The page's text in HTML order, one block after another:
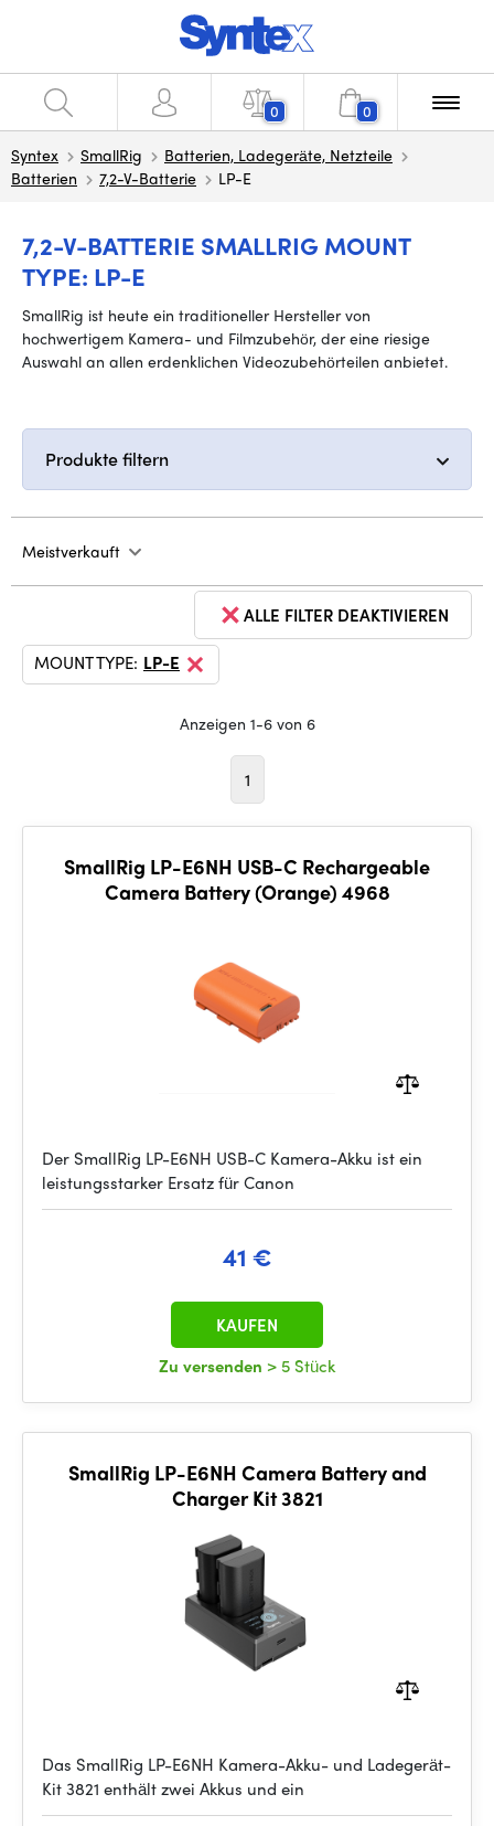
0 0
Syntex SmallRig
Batterien, Ladegeräte, Netzteile
Batterien
7,2-V-Batterie LP-E
7,2-V-BATTERIE SMALLRIG MOUNT
TYPE: LP-E
SmallRig ist heute ein traditioneller Hersteller von
hochwertigem Kamera- und Filmzubehör, der eine riesige
Auswahl an allen erdenklichen Videozubehörteilen anbietet.
Produkte filtern
Meistverkauft
ALLE FILTER DEAKTIVIEREN
MOUNT TYPE: LP-E
Anzeigen 1-6 von 6
1
SmallRig LP-E6NH USB-C Rechargeable
Camera Battery (Orange) 4968
Der SmallRig LP-E6NH USB-C Kamera-Akku ist ein
leistungsstarker Ersatz für Canon
41 €
Zu versenden > 5 Stück
KAUFEN
SmallRig LP-E6NH Camera Battery and
Charger Kit 3821
Das SmallRig LP-E6NH Kamera-Akku- und Ladegerät-
Kit 3821 enthält zwei Akkus und ein